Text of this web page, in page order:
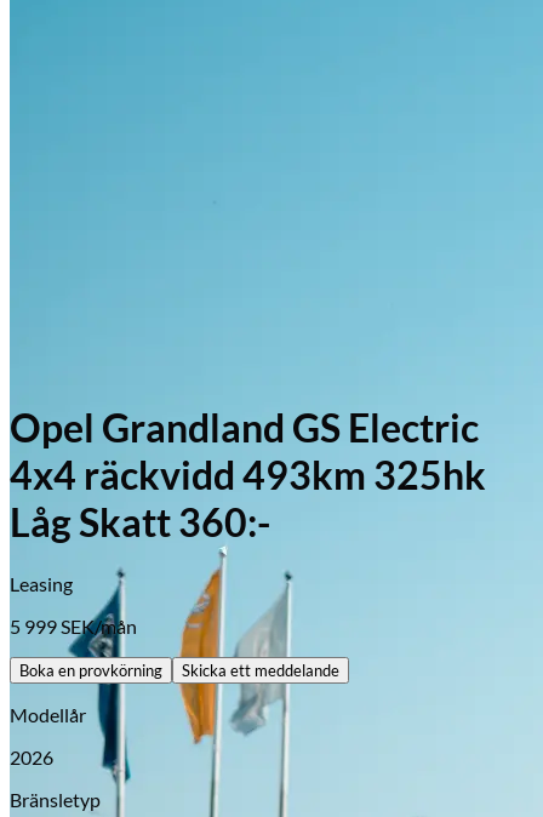
Opel Grandland GS Electric
4x4 räckvidd 493km 325hk
Låg Skatt 360:-
Leasing
5 999 SEK/mån
Boka en provkörning Skicka ett meddelande
Modellår
2026
Bränsletyp